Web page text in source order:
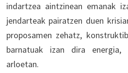
indartzea aintzinean emanak
jendarteak pairatzen duen
proposamen zehatz,
barnatuak izan dira
arloetan.